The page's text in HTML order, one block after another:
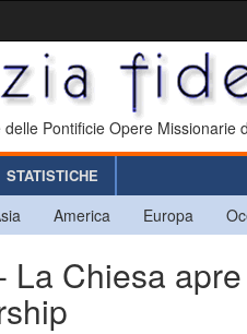
Pontificie Opere Missionarie
STATISTICHE
America Europa
La Chiesa